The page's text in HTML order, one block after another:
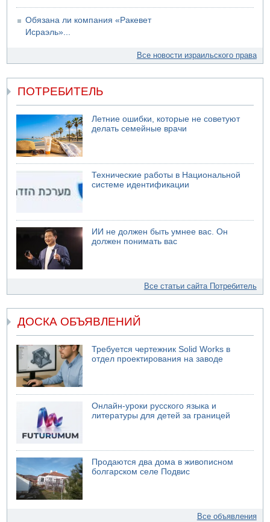
08.08.2026 14:43
Тело мужчины обнаружено сегодня на открытой
местности недалеко от Реховота
Обязана ли компания «Ракевет
Исраэль»...
Все новости израильского права
ПОТРЕБИТЕЛЬ
Летние ошибки, которые не советуют
делать семейные врачи
Технические работы в Национальной
системе идентификации
ИИ не должен быть умнее вас. Он
должен понимать вас
Все статьи сайта Потребитель
ДОСКА ОБЪЯВЛЕНИЙ
Требуется чертежник Solid Works в
отдел проектирования на заводе
Онлайн-уроки русского языка и
литературы для детей за границей
Продаются два дома в живописном
болгарском селе Подвис
Все объявления